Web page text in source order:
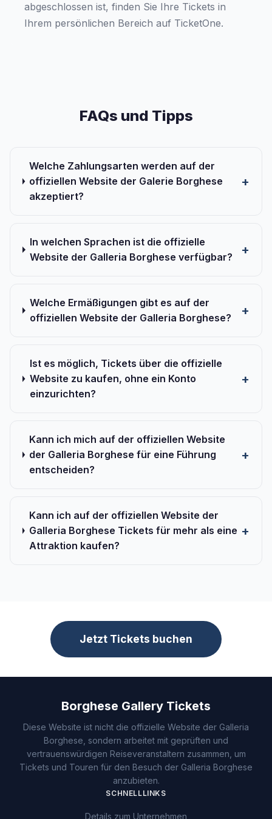
abgeschlossen ist, finden Sie Ihre Tickets in
Ihrem persönlichen Bereich auf TicketOne.
FAQs und Tipps
Welche Zahlungsarten werden auf der
offiziellen Website der Galerie Borghese
akzeptiert?
In welchen Sprachen ist die offizielle
Website der Galleria Borghese verfügbar?
Welche Ermäßigungen gibt es auf der
offiziellen Website der Galleria Borghese?
Ist es möglich, Tickets über die offizielle
Website zu kaufen, ohne ein Konto
einzurichten?
Kann ich mich auf der offiziellen Website
der Galleria Borghese für eine Führung
entscheiden?
Kann ich auf der offiziellen Website der
Galleria Borghese Tickets für mehr als eine
Attraktion kaufen?
Jetzt Tickets buchen
Borghese Gallery Tickets
Diese Website ist nicht die offizielle Website der Galleria
Borghese, sondern arbeitet mit geprüften und
vertrauenswürdigen Reiseveranstaltern zusammen, um
Tickets und Touren für den Besuch der Galleria Borghese
anzubieten.
SCHNELLLINKS
Details zum Unternehmen